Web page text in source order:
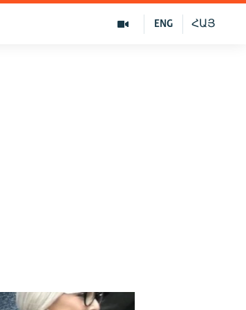
ՀԱՅ
ENG